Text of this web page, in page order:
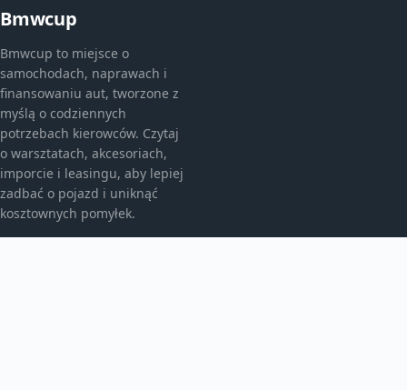
Bmwcup
Bmwcup to miejsce o
samochodach, naprawach i
finansowaniu aut, tworzone z
myślą o codziennych
potrzebach kierowców. Czytaj
o warsztatach, akcesoriach,
imporcie i leasingu, aby lepiej
zadbać o pojazd i uniknąć
kosztownych pomyłek.